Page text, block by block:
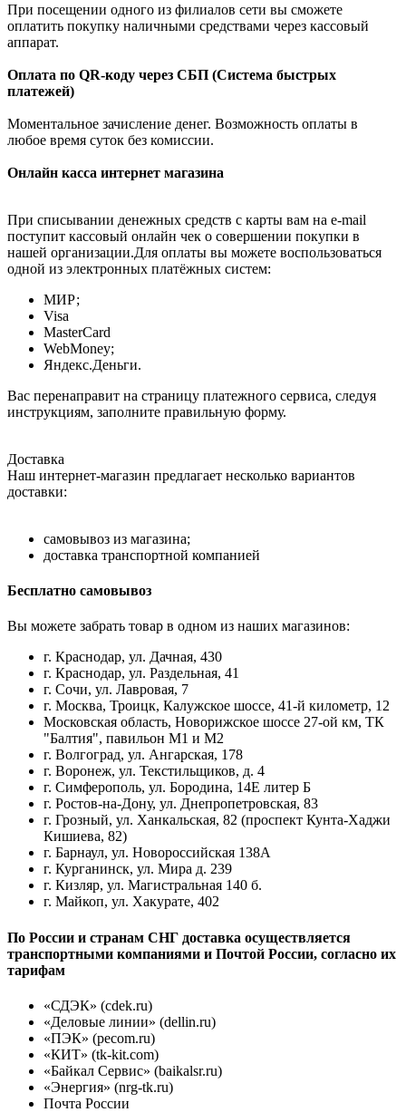
При посещении одного из филиалов сети вы сможете
оплатить покупку наличными средствами через кассовый
аппарат.
Оплата по QR-коду через СБП (Система быстрых
платежей)
Моментальное зачисление денег. Возможность оплаты в
любое время суток без комиссии.
Онлайн касса интернет магазина
При списывании денежных средств с карты вам на e-mail
поступит кассовый онлайн чек о совершении покупки в
нашей организации.Для оплаты вы можете воспользоваться
одной из электронных платёжных систем:
МИР;
Visa
MasterCard
WebMoney;
Яндекс.Деньги.
Вас перенаправит на страницу платежного сервиса, следуя
инструкциям, заполните правильную форму.
Доставка
Наш интернет-магазин предлагает несколько вариантов
доставки:
самовывоз из магазина;
доставка транспортной компанией
Бесплатно самовывоз
Вы можете забрать товар в одном из наших магазинов:
г. Краснодар, ул. Дачная, 430
г. Краснодар, ул. Раздельная, 41
г. Сочи, ул. Лавровая, 7
г. Москва, Троицк, Калужское шоссе, 41-й километр, 12
Московская область, Новорижское шоссе 27-ой км, ТК
"Балтия", павильон М1 и М2
г. Волгоград, ул. Ангарская, 178
г. Воронеж, ул. Текстильщиков, д. 4
г. Симферополь, ул. Бородина, 14Е литер Б
г. Ростов-на-Дону, ул. Днепропетровская, 83
г. Грозный, ул. Ханкальская, 82 (проспект Кунта-Хаджи
Кишиева, 82)
г. Барнаул, ул. Новороссийская 138А
г. Курганинск, ул. Мира д. 239
г. Кизляр, ул. Магистральная 140 б.
г. Майкоп, ул. Хакурате, 402
По России и странам СНГ доставка осуществляется
транспортными компаниями и Почтой России, согласно их
тарифам
«СДЭК» (cdek.ru)
«Деловые линии» (dellin.ru)
«ПЭК» (pecom.ru)
«КИТ» (tk-kit.com)
«Байкал Сервис» (baikalsr.ru)
«Энергия» (nrg-tk.ru)
Почта России